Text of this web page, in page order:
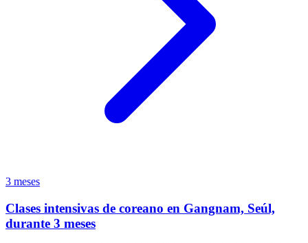
3 meses
Clases intensivas de coreano en Gangnam, Seúl,
durante 3 meses